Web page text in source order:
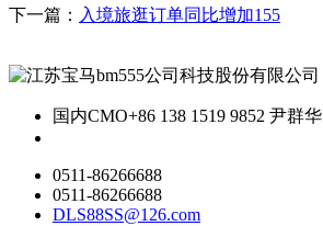
下一篇： 入境旅逛订单同比增加155
国内CMO+86 138 1519 9852 尹群华
0511-86266688
0511-86266688
DLS88SS@126.com